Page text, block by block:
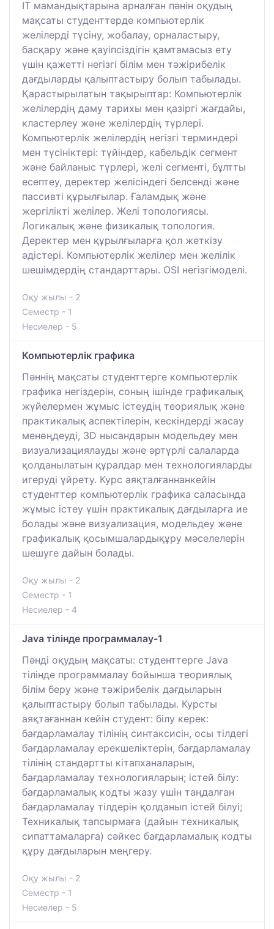
IT мамандықтарына арналған пәнін оқудың
мақсаты студенттерде компьютерлік
желілерді түсіну, жобалау, орналастыру,
басқару және қауіпсіздігін қамтамасыз ету
үшін қажетті негізгі білім мен тәжірибелік
дағдыларды қалыптастыру болып табылады.
Қарастырылатын тақырыптар: Компьютерлік
желілердің даму тарихы мен қазіргі жағдайы,
кластерлеу және желілердің түрлері.
Компьютерлік желілердің негізгі терминдері
мен түсініктері: түйіндер, кабельдік сегмент
және байланыс түрлері, желі сегменті, бұлтты
есептеу, деректер желісіндегі белсенді және
пассивті құрылғылар. Ғаламдық және
жергілікті желілер. Желі топологиясы.
Логикалық және физикалық топология.
Деректер мен құрылғыларға қол жеткізу
әдістері. Компьютерлік желілер мен желілік
шешімдердің стандарттары. OSI негізгімоделі.
Оқу жылы - 2
Семестр - 1
Несиелер - 5
Компьютерлік графика
Пәннің мақсаты студенттерге компьютерлік
графика негіздерін, соның ішінде графикалық
жүйелермен жұмыс істеудің теориялық және
практикалық аспектілерін, кескіндерді жасау
менөңдеуді, 3D нысандарын модельдеу мен
визуализациялауды және әртүрлі салаларда
қолданылатын құралдар мен технологияларды
игеруді үйрету. Курс аяқталғаннанкейін
студенттер компьютерлік графика саласында
жұмыс істеу үшін практикалық дағдыларға ие
болады және визуализация, модельдеу және
графикалық қосымшалардықұру мәселелерін
шешуге дайын болады.
Оқу жылы - 2
Семестр - 1
Несиелер - 4
Java тілінде программалау-1
Пәнді оқудың мақсаты: студенттерге Java
тілінде программалау бойынша теориялық
білім беру және тәжірибелік дағдыларын
қалыптастыру болып табылады. Курсты
аяқтағаннан кейін студент: білу керек:
бағдарламалау тілінің синтаксисін, осы тілдегі
бағдарламалау ерекшеліктерін, бағдарламалау
тілінің стандартты кітапханаларын,
бағдарламалау технологияларын; істей білу:
бағдарламалық кодты жазу үшін таңдалған
бағдарламалау тілдерін қолданып істей білуі;
Техникалық тапсырмаға (дайын техникалық
сипаттамаларға) сәйкес бағдарламалық кодты
құру дағдыларын меңгеру.
Оқу жылы - 2
Семестр - 1
Несиелер - 5